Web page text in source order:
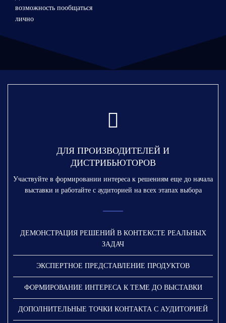
возможность пообщаться
лично
ДЛЯ ПРОИЗВОДИТЕЛЕЙ И
ДИСТРИБЬЮТОРОВ
Участвуйте в формировании интереса к решениям еще до начала
выставки и работайте с аудиторией на всех этапах выбора
ДЕМОНСТРАЦИЯ РЕШЕНИЙ В КОНТЕКСТЕ РЕАЛЬНЫХ
ЗАДАЧ
ЭКСПЕРТНОЕ ПРЕДСТАВЛЕНИЕ ПРОДУКТОВ
ФОРМИРОВАНИЕ ИНТЕРЕСА К ТЕМЕ ДО ВЫСТАВКИ
ДОПОЛНИТЕЛЬНЫЕ ТОЧКИ КОНТАКТА С АУДИТОРИЕЙ